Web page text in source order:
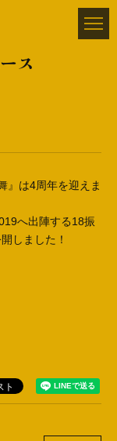
ス
』は4周年を迎えま
へ出陣する18振
しました！